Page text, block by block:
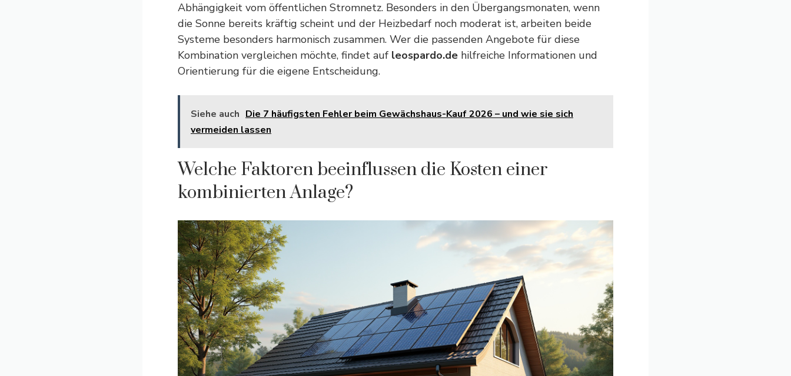
Abhängigkeit vom öffentlichen Stromnetz. Besonders in den Übergangsmonaten, wenn
die Sonne bereits kräftig scheint und der Heizbedarf noch moderat ist, arbeiten beide
Systeme besonders harmonisch zusammen. Wer die passenden Angebote für diese
Kombination vergleichen möchte, findet auf leospardo.de hilfreiche Informationen und
Orientierung für die eigene Entscheidung.
Siehe auch Die 7 häufigsten Fehler beim Gewächshaus-Kauf 2026 – und wie sie sich
vermeiden lassen
Welche Faktoren beeinflussen die Kosten einer
kombinierten Anlage?